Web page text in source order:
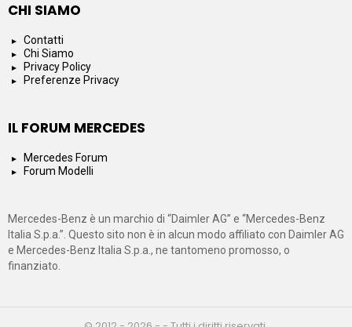
CHI SIAMO
Contatti
Chi Siamo
Privacy Policy
Preferenze Privacy
IL FORUM MERCEDES
Mercedes Forum
Forum Modelli
Mercedes-Benz è un marchio di “Daimler AG” e “Mercedes-Benz
Italia S.p.a.”. Questo sito non è in alcun modo affiliato con Daimler AG
e Mercedes-Benz Italia S.p.a., ne tantomeno promosso, o
finanziato.